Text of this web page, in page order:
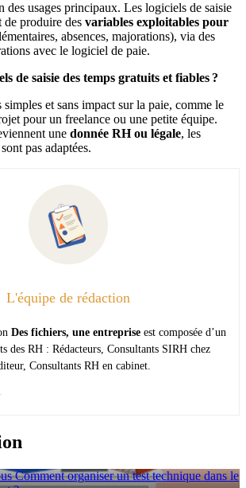
des usages principaux. Les logiciels de saisie
de produire des variables exploitables pour
absences, majorations), via des
avec le logiciel de paie.
de saisie des temps gratuits et fiables ?
simples et sans impact sur la paie, comme le
pour un freelance ou une petite équipe.
une donnée RH ou légale, les
pas adaptées.
L'équipe de rédaction
Des fichiers, une entreprise est composée d’un
des RH : Rédacteurs, Consultants SIRH chez
Consultants RH en cabinet.
Comment organiser un test technique dans le